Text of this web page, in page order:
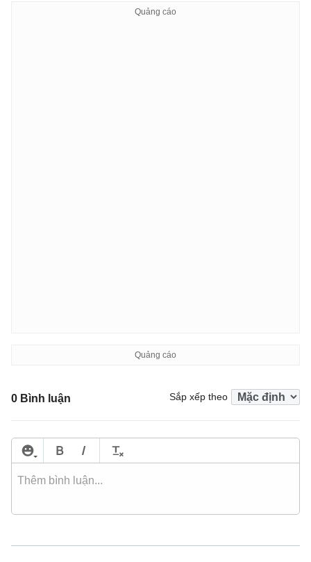
0 Bình luận Sắp xếp theo